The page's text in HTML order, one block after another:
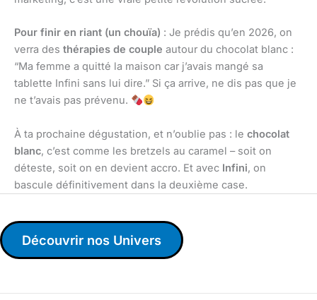
Pour finir en riant (un chouïa) : Je prédis qu’en 2026, on
verra des thérapies de couple autour du chocolat blanc :
“Ma femme a quitté la maison car j’avais mangé sa
tablette Infini sans lui dire.” Si ça arrive, ne dis pas que je
ne t’avais pas prévenu.
À ta prochaine dégustation, et n’oublie pas : le chocolat
blanc, c’est comme les bretzels au caramel – soit on
déteste, soit on en devient accro. Et avec Infini, on
bascule définitivement dans la deuxième case.
Découvrir nos Univers